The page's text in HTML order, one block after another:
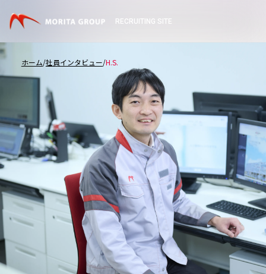
RECRUITING SITE
ホーム 社員インタビュー H.S.